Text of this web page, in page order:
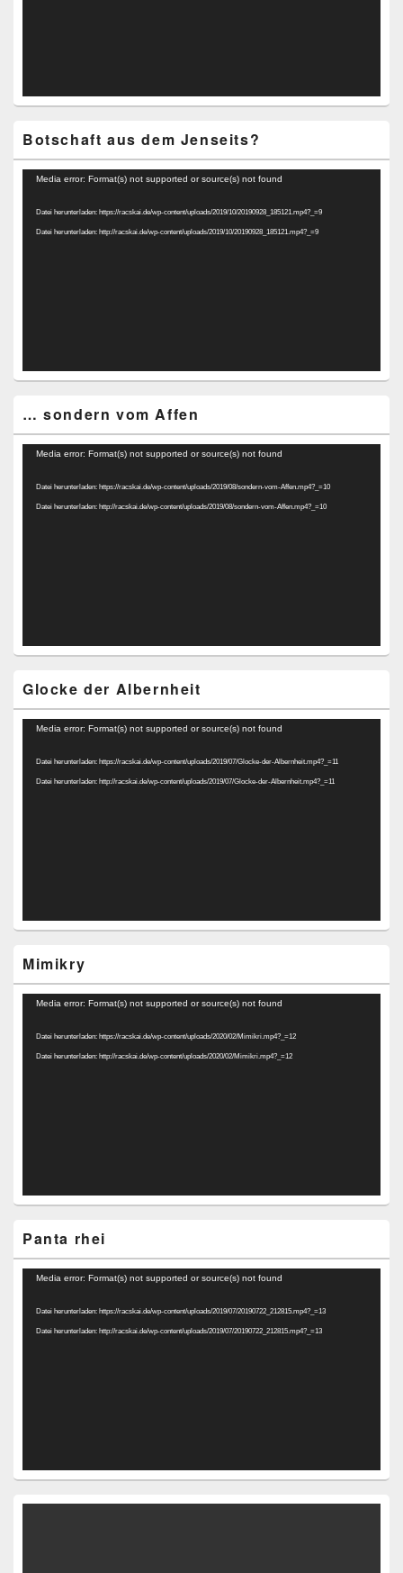
Botschaft aus dem Jenseits?
Video-
Media error: Format(s) not supported or source(s) not found
Datei herunterladen: https://racskai.de/wp-content/uploads/2019/10/20190928_185121.mp4?_=9
Datei herunterladen: http://racskai.de/wp-content/uploads/2019/10/20190928_185121.mp4?_=9
… sondern vom Affen
Video-
Media error: Format(s) not supported or source(s) not found
Datei herunterladen: https://racskai.de/wp-content/uploads/2019/08/sondern-vom-Affen.mp4?_=10
Datei herunterladen: http://racskai.de/wp-content/uploads/2019/08/sondern-vom-Affen.mp4?_=10
Glocke der Albernheit
Video-
Media error: Format(s) not supported or source(s) not found
Datei herunterladen: https://racskai.de/wp-content/uploads/2019/07/Glocke-der-Albernheit.mp4?_=11
Datei herunterladen: http://racskai.de/wp-content/uploads/2019/07/Glocke-der-Albernheit.mp4?_=11
Mimikry
Video-
Media error: Format(s) not supported or source(s) not found
Datei herunterladen: https://racskai.de/wp-content/uploads/2020/02/Mimikri.mp4?_=12
Datei herunterladen: http://racskai.de/wp-content/uploads/2020/02/Mimikri.mp4?_=12
Panta rhei
Video-
Media error: Format(s) not supported or source(s) not found
Datei herunterladen: https://racskai.de/wp-content/uploads/2019/07/20190722_212815.mp4?_=13
Datei herunterladen: http://racskai.de/wp-content/uploads/2019/07/20190722_212815.mp4?_=13